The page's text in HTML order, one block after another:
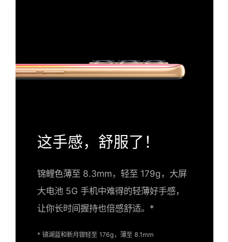
这手感，舒服了！
锦鲤色薄至 8.3mm，轻至 179g，大屏
大电池 5G 手机中难得的轻薄好手感，
让你长时间握持也倍感舒适。*
* 镜湖蓝和新月银轻至 176g，薄至 8.1mm